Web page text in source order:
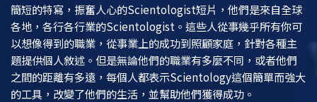
簡短的特寫，振奮人心的Scientologist短片，他們是來自全球
各地，各行各行業的Scientologist。這些人從事幾乎所有你可
以想像得到的職業，從事業上的成功到照顧家庭，針對各種主
題提供個人敘述。但是無論他們的職業有多麼不同，或者他們
之間的距離有多遠，每個人都表示Scientology這個簡單而強大
的工具，改變了他們的生活，並幫助他們獲得成功。